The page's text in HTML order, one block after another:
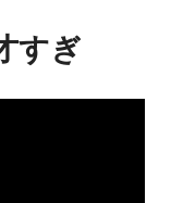
すぎ